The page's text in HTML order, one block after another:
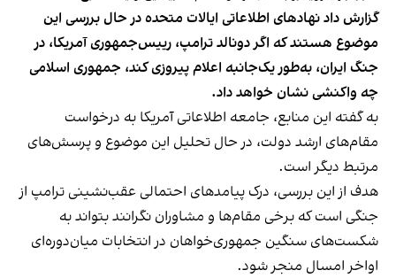
گزارش داد نهادهای اطلاعاتی ایالات متحده در حال بررسی این
موضوع هستند که اگر دونالد ترامپ، رییس‌جمهوری آمریکا، در
جنگ ایران، به‌طور یک‌جانبه اعلام پیروزی کند، جمهوری اسلامی
چه واکنشی نشان خواهد داد.
به گفته این منابع، جامعه اطلاعاتی آمریکا به درخواست
مقام‌های ارشد دولت، در حال تحلیل این موضوع و پرسش‌های
مرتبط دیگر است.
هدف از این بررسی، درک پیامدهای احتمالی عقب‌نشینی ترامپ از
جنگی است که برخی مقام‌ها و مشاوران نگرانند بتواند به
شکست‌های سنگین جمهوری‌خواهان در انتخابات میان‌دوره‌ای
اواخر امسال منجر شود.